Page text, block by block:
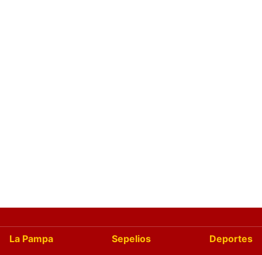
La Pampa Sepelios
Deportes